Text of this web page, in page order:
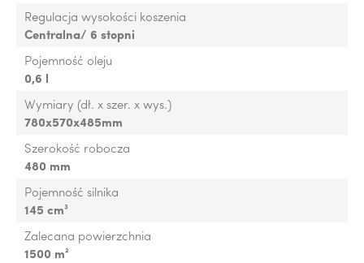
Regulacja wysokości koszenia
Centralna/ 6 stopni
Pojemność oleju
0,6 l
Wymiary (dł. x szer. x wys.)
780x570x485mm
Szerokość robocza
480 mm
Pojemność silnika
145 cm³
Zalecana powierzchnia
1500 m²